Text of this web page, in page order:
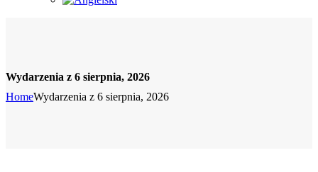
Wydarzenia z 6 sierpnia, 2026
HomeWydarzenia z 6 sierpnia, 2026